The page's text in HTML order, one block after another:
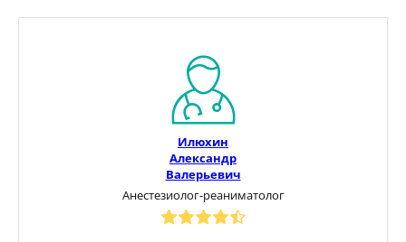
Илюхин
Александр
Валерьевич
Анестезиолог-реаниматолог